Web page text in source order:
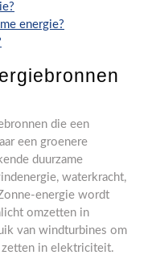
energie?
die een
een groenere
duurzame
waterkracht,
energie wordt
omzetten in
van windturbines om
zetten in elektriciteit.